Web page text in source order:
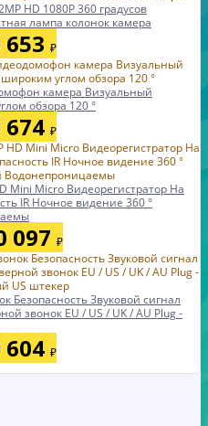
HD 1080P 360 градусов
лампа колонок камера
653 ₽
камера Визуальный
обзора 120 °
674 ₽
Mini Micro Видеорегистратор На
IR Ночное видение 360 °
097 ₽
Безопасность Звуковой сигнал
звонок EU / US / UK / AU Plug -
604 ₽